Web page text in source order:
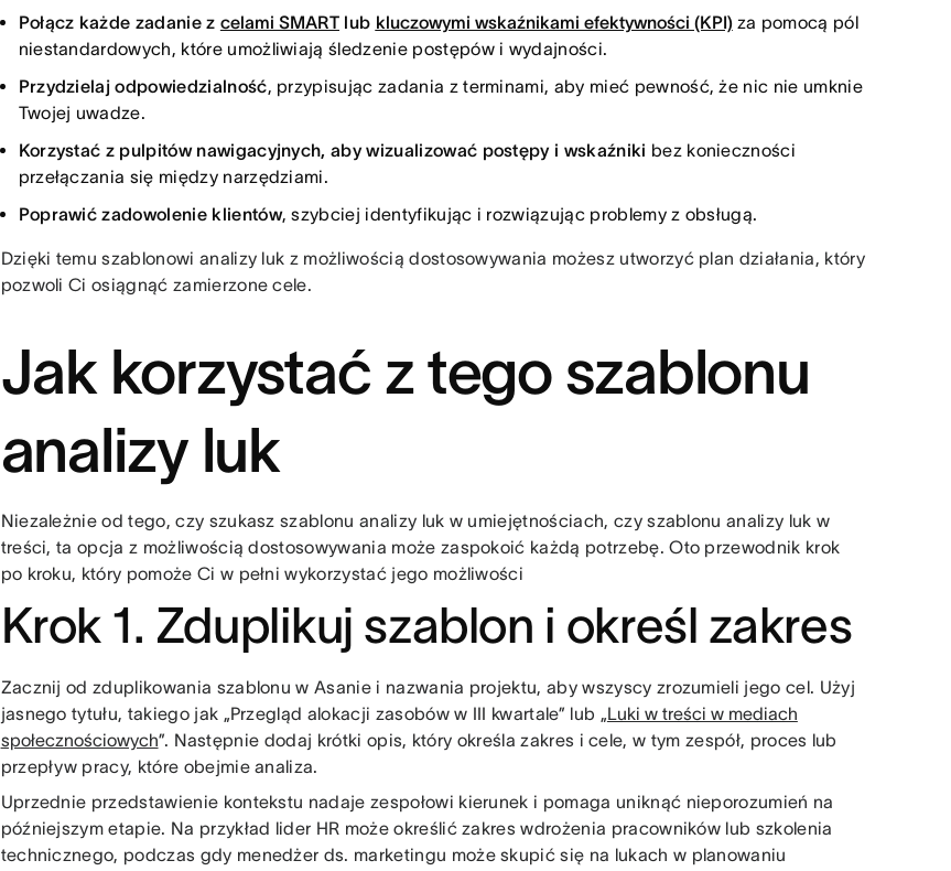
Połącz każde zadanie z celami SMARTlub kluczowymi wskaźnikami efektywności (KPI)za pomocą pól
niestandardowych, które umożliwiają śledzenie postępów i wydajności.
Przydzielaj odpowiedzialność, przypisując zadania z terminami, aby mieć pewność, że nic nie umknie
Twojej uwadze.
Korzystać z pulpitów nawigacyjnych, aby wizualizować postępy i wskaźniki bez konieczności
przełączania się między narzędziami.
Poprawić zadowolenie klientów, szybciej identyfikując i rozwiązując problemy z obsługą.
Dzięki temu szablonowi analizy luk z możliwością dostosowywania możesz utworzyć plan działania, który
pozwoli Ci osiągnąć zamierzone cele.
Jak korzystać z tego szablonu
analizy luk
Niezależnie od tego, czy szukasz szablonu analizy luk w umiejętnościach, czy szablonu analizy luk w
treści, ta opcja z możliwością dostosowywania może zaspokoić każdą potrzebę. Oto przewodnik krok
po kroku, który pomoże Ci w pełni wykorzystać jego możliwości
Krok 1. Zduplikuj szablon i określ zakres
Zacznij od zduplikowania szablonu w Asanie i nazwania projektu, aby wszyscy zrozumieli jego cel. Użyj
jasnego tytułu, takiego jak „Przegląd alokacji zasobów w III kwartale” lub „Luki w treści w mediach
społecznościowych”. Następnie dodaj krótki opis, który określa zakres i cele, w tym zespół, proces lub
przepływ pracy, które obejmie analiza.
Uprzednie przedstawienie kontekstu nadaje zespołowi kierunek i pomaga uniknąć nieporozumień na
późniejszym etapie. Na przykład lider HR może określić zakres wdrożenia pracowników lub szkolenia
technicznego, podczas gdy menedżer ds. marketingu może skupić się na lukach w planowaniu